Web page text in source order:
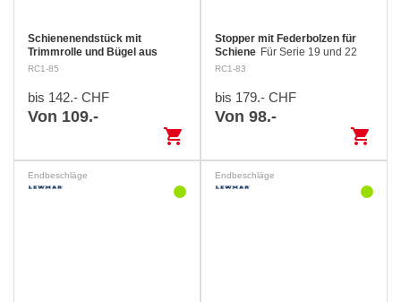
Schienenendstück mit
Trimmrolle und Bügel aus
Kunststoff
RC1-85
bis 142.- CHF
Von 109.-
shopping_cart
Stopper mit Federbolzen für
Schiene Für Serie 19 und 22
RC1-83
bis 179.- CHF
Von 98.-
shopping_cart
Endbeschläge Endbeschläge